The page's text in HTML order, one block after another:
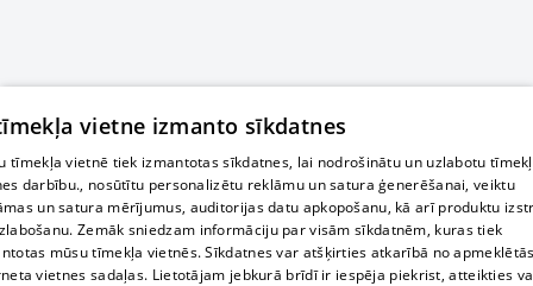
vietne izmanto sīkdatnes
tīmekļa vietnē tiek izmantotas sīkdatnes, lai nodrošinātu un uzlabotu
darbību., nosūtītu personalizētu reklāmu un satura ģenerēšanai, veiktu
un satura mērījumus, auditorijas datu apkopošanu, kā arī produktu
Zemāk sniedzam informāciju par visām sīkdatnēm, kuras tiek
mūsu tīmekļa vietnēs. Sīkdatnes var atšķirties atkarībā no
vietnes sadaļas. Lietotājam jebkurā brīdī ir iespēja piekrist, atteikties